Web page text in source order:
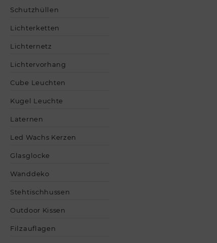
Schutzhüllen
Lichterketten
Lichternetz
Lichtervorhang
Cube Leuchten
Kugel Leuchte
Laternen
Led Wachs Kerzen
Glasglocke
Wanddeko
Stehtischhussen
Outdoor Kissen
Filzauflagen